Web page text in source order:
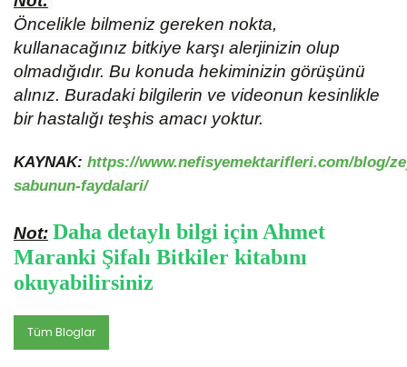
Öncelikle bilmeniz gereken nokta,
kullanacağınız bitkiye karşı alerjinizin olup
olmadığıdır. Bu konuda hekiminizin görüşünü
alınız. Buradaki bilgilerin ve videonun kesinlikle
bir hastalığı teşhis amacı yoktur.
KAYNAK: https://www.nefisyemektarifleri.com/blog/
sabunun-faydalari/
Not: Daha detaylı bilgi için Ahmet
Maranki Şifalı Bitkiler kitabını
okuyabilirsiniz
Tüm Bloglar